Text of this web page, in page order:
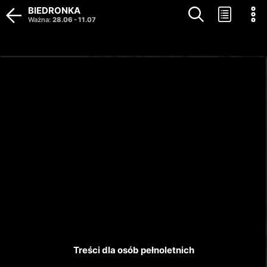
zobaczyć aktualne gazetki
Treści dla osób pełnoletnich
BIEDRONKA
Ważna: 28.06 -11.07